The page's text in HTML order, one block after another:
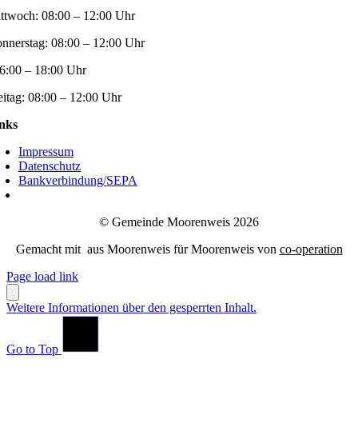
08:00 – 12:00 Uhr
08:00 – 12:00 Uhr
– 18:00 Uhr
08:00 – 12:00 Uhr
Impressum
Datenschutz
Bankverbindung/SEPA
© Gemeinde Moorenweis 2026
Gemacht mit aus Moorenweis für Moorenweis von co-operation
Page load link
Weitere Informationen über den gesperrten Inhalt.
Go to Top